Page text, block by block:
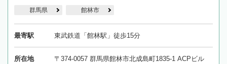
群馬県 館林市
最寄駅 東武鉄道「館林駅」徒歩15分
所在地
〒374-0057 群馬県館林市北成島町1835-1 ACPビル